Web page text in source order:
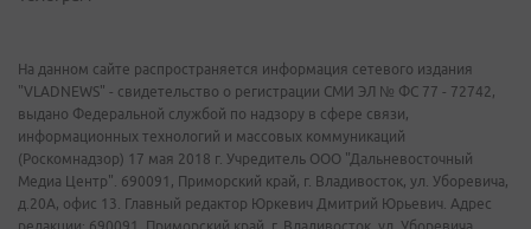
На данном сайте распространяется информация сетевого издания
"VLADNEWS" - свидетельство о регистрации СМИ ЭЛ № ФС 77 - 72742,
выдано Федеральной службой по надзору в сфере связи,
информационных технологий и массовых коммуникаций
(Роскомнадзор) 17 мая 2018 г. Учредитель ООО "Дальневосточный
Медиа Центр". 690091, Приморский край, г. Владивосток, ул. Уборевича,
д.20А, офис 13. Главный редактор Юркевич Дмитрий Юрьевич. Адрес